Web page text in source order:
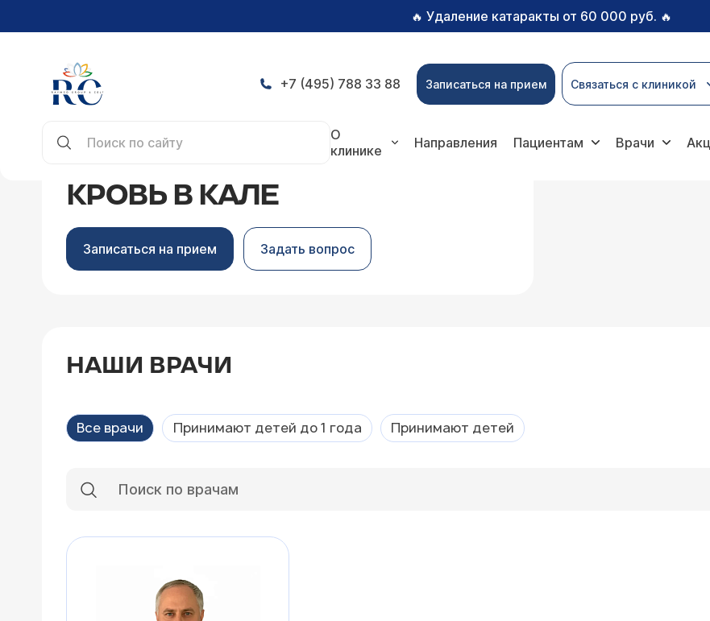
🔥 Удаление катаракты от 60 000 руб. 🔥
+7 (495) 788 33 88 Записаться на прием Связаться с клиникой
О
клинике
Направления Пациентам Врачи
КРОВЬ В КАЛЕ
Записаться на прием Задать вопрос
НАШИ ВРАЧИ
Все врачи Принимают детей до 1 года Принимают детей